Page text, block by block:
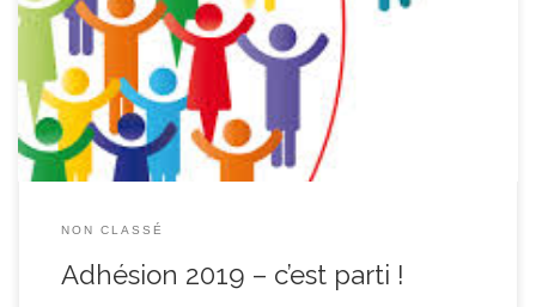
pointe le bout de son nez ! Nous espérons que l’année fut bonne
pour vous, que via l’ANIORH vous avez pu nourrir vos envies
d’aller plus loin sur certains sujets, d’échanger avec de nouveaux
[…]
NON CLASSÉ
Adhésion 2019 – c’est parti !